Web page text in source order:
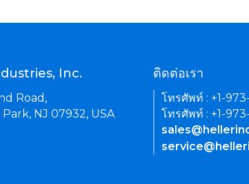
Inc.
Road,
NJ 07932, USA
ติดต่อเรา
โทรศัพท์ : +1-
โทรศัพท์ : +1-